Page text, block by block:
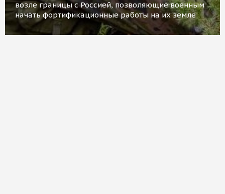
возле границы с Россией, позволяющие военным
начать фортификационные работы на их земле